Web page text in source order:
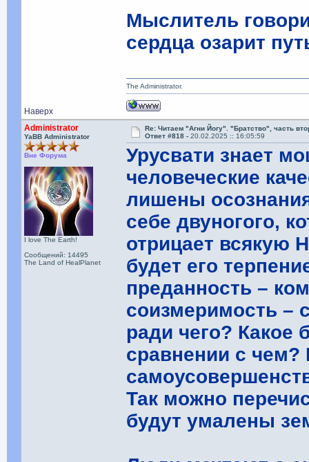
Мыслитель
сердца озарит
Наверх
The Administrator.
Administrator
YaBB Administrator
Вне Форума
I love The Earth!
Сообщений: 14495
The Land of HealPlanet
Re: Читаем "Агни Йогу". "Братство", часть
Ответ #818 -20.02.2025 :: 16:05:59
Урусвати знает
человеческие
лишены
себе двуногого,
отрицает всякую
будет его
преданность –
соизмеримость –
ради чего? Какое
сравнении с чем?
Так можно
будут умалены